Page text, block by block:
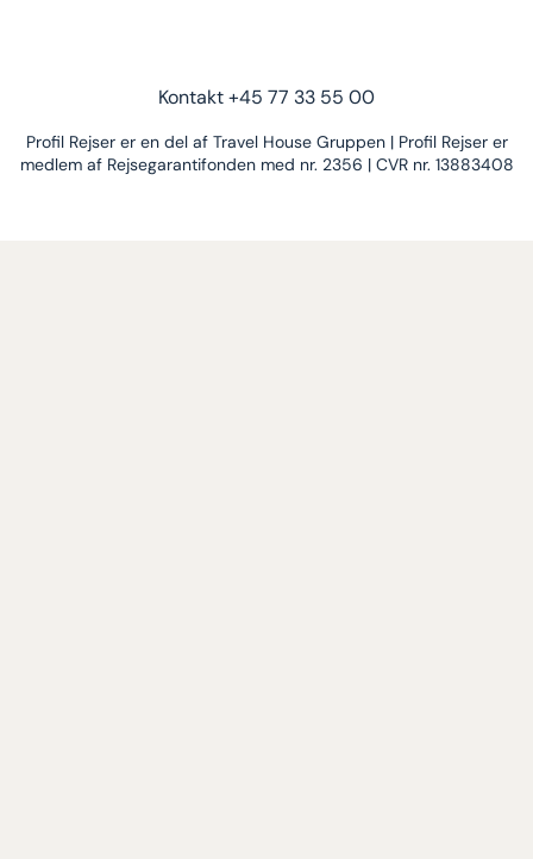
Kontakt+45 77 33 55 00
Profil Rejser er en del af Travel House Gruppen | Profil Rejser er
medlem af Rejsegarantifonden med nr. 2356 | CVR nr. 13883408